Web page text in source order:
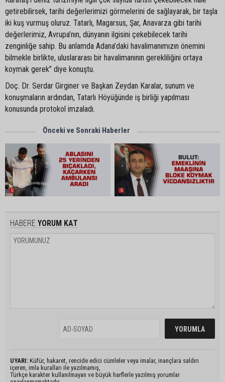
getirebilirsek, tarihi değerlerimizi görmelerini de sağlayarak, bir taşla
iki kuş vurmuş oluruz. Tatarlı, Magarsus, Şar, Anavarza gibi tarihi
değerlerimiz, Avrupa’nın, dünyanın ilgisini çekebilecek tarihi
zenginliğe sahip. Bu anlamda Adana’daki havalimanımızın önemini
bilmekle birlikte, uluslararası bir havalimanının gerekliliğini ortaya
koymak gerek” diye konuştu.
Doç. Dr. Serdar Girginer ve Başkan Zeydan Karalar, sunum ve
konuşmaların ardından, Tatarlı Höyüğünde iş birliği yapılması
konusunda protokol imzaladı.
Önceki ve Sonraki Haberler
HABERE YORUM KAT
UYARI: Küfür, hakaret, rencide edici cümleler veya imalar, inançlara saldırı
içeren, imla kuralları ile yazılmamış,
Türkçe karakter kullanılmayan ve büyük harflerle yazılmış yorumlar